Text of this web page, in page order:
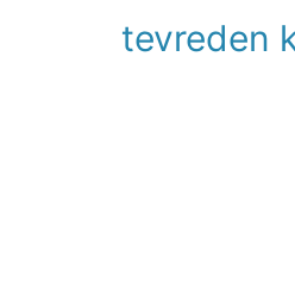
tevreden